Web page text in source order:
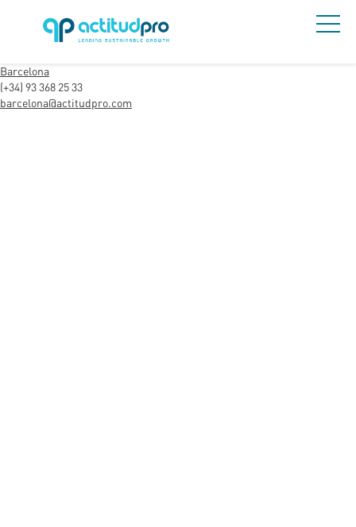
Barcelona
(+34) 93 368 25 33
barcelona@actitudpro.com